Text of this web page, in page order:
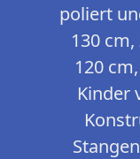
poliert
130
120
Kinder